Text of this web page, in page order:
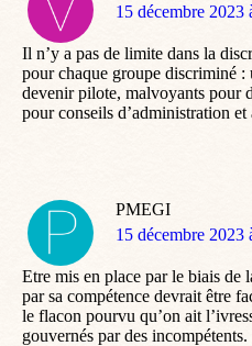
dit
15 décembre 2023
Il n’y a pas de limite dans la
pour chaque groupe discriminé :
devenir pilote, malvoyants pour
pour conseils d’administration et
PMEGI
dit
15 décembre 2023
Etre mis en place par le biais de
par sa compétence devrait être
le flacon pourvu qu’on ait
gouvernés par des incompétents.